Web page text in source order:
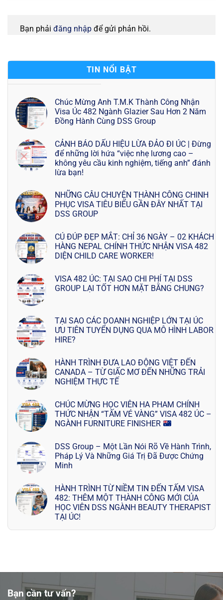
Bạn phải đăng nhập để gửi phản hồi.
TIN NỔI BẬT
Chúc Mừng Anh T.M.K Thành Công Nhận
Visa Úc 482 Ngành Glazier Sau Hơn 2 Năm
Đồng Hành Cùng DSS Group
CẢNH BÁO DẤU HIỆU LỪA ĐẢO ĐI ÚC | Đừng
để những lời hứa “việc nhẹ lương cao –
không yêu cầu kinh nghiệm, tiếng anh” đánh
lừa bạn!
NHỮNG CÂU CHUYỆN THÀNH CÔNG CHINH
PHỤC VISA TIÊU BIỂU GẦN ĐÂY NHẤT TẠI
DSS GROUP
CÚ ĐÚP ĐẸP MẮT: CHỈ 36 NGÀY – 02 KHÁCH
HÀNG NEPAL CHÍNH THỨC NHẬN VISA 482
DIỆN CHILD CARE WORKER!
VISA 482 ÚC: TẠI SAO CHI PHÍ TẠI DSS
GROUP LẠI TỐT HƠN MẶT BẰNG CHUNG?
TẠI SAO CÁC DOANH NGHIỆP LỚN TẠI ÚC
ƯU TIÊN TUYỂN DỤNG QUA MÔ HÌNH LABOR
HIRE?
HÀNH TRÌNH ĐƯA LAO ĐỘNG VIỆT ĐẾN
CANADA – TỪ GIẤC MƠ ĐẾN NHỮNG TRẢI
NGHIỆM THỰC TẾ
CHÚC MỪNG HỌC VIÊN HA PHAM CHÍNH
THỨC NHẬN “TẤM VÉ VÀNG” VISA 482 ÚC –
NGÀNH FURNITURE FINISHER
DSS Group – Một Lần Nói Rõ Về Hành Trình,
Pháp Lý Và Những Giá Trị Đã Được Chứng
Minh
HÀNH TRÌNH TỪ NIỀM TIN ĐẾN TẤM VISA
482: THÊM MỘT THÀNH CÔNG MỚI CỦA
HỌC VIÊN DSS NGÀNH BEAUTY THERAPIST
TẠI ÚC!
Bạn cần tư vấn?